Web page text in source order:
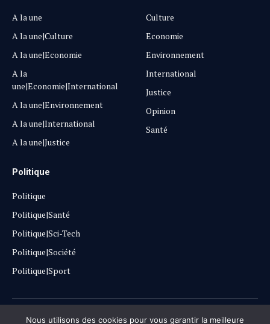
A la une
A la une|Culture
A la une|Economie
A la
une|Economie|International
A la une|Environnement
A la une|International
A la une|Justice
Culture
Economie
Environnement
International
Justice
Opinion
Santé
Politique
Politique
Politique|Santé
Politique|Sci-Tech
Politique|Société
Politique|Sport
Copyright © 2025Lehautpanel
Nous utilisons des cookies pour vous garantir la meilleure